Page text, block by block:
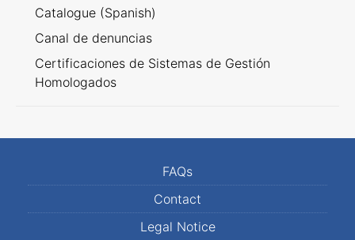
Catalogue (Spanish)
Canal de denuncias
Certificaciones de Sistemas de Gestión
Homologados
FAQs
Contact
Legal Notice